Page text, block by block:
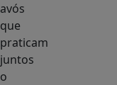
avós
que
praticam
juntos
o